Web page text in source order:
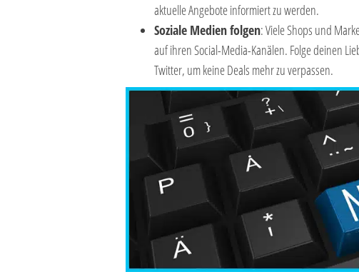
aktuelle Angebote informiert zu werden.
Soziale Medien folgen: Viele Shops und
auf ihren Social-Media-Kanälen. Folge deinen
Twitter, um keine Deals mehr zu verpassen.